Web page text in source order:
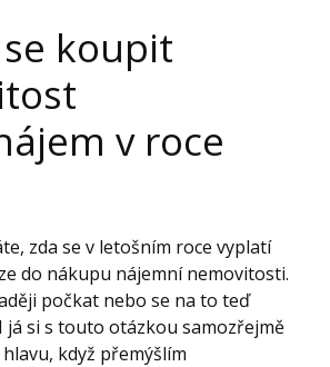
koupit
v roce
zda se v letošním roce vyplatí
do nákupu nájemní nemovitosti.
počkat nebo se na to teď
já si s touto otázkou samozřejmě
když přemýšlím